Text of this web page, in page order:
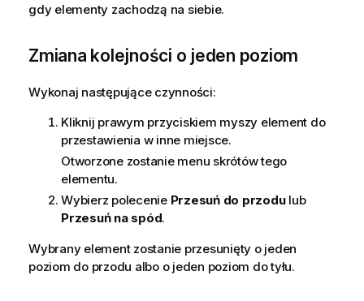
gdy elementy zachodzą na siebie.
Zmiana kolejności o jeden poziom
Wykonaj następujące czynności:
Kliknij prawym przyciskiem myszy element do
przestawienia w inne miejsce.
Otworzone zostanie menu skrótów tego
elementu.
Wybierz polecenie Przesuń do przodulub
Przesuń na spód.
Wybrany element zostanie przesunięty o jeden
poziom do przodu albo o jeden poziom do tyłu.